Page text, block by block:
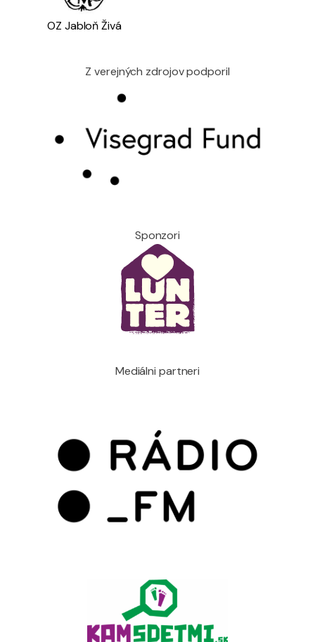
OZ Jabloň Živá
Z verejných zdrojov podporil
Sponzori
Mediálni partneri